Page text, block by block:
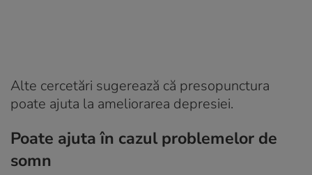
Alte cercetări sugerează că presopunctura
poate ajuta la ameliorarea depresiei.
Poate ajuta în cazul problemelor de
somn